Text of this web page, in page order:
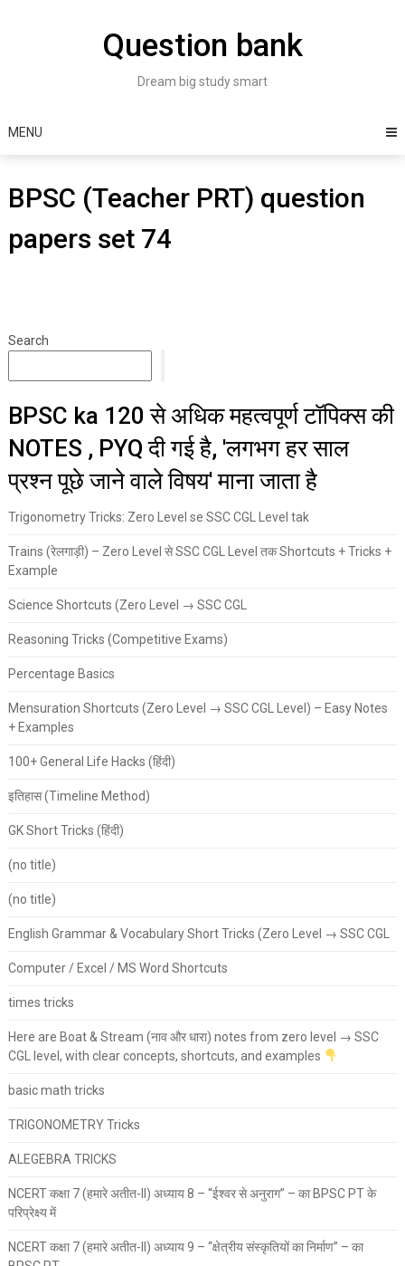
Question bank
Dream big study smart
MENU
BPSC (Teacher PRT) question
papers set 74
Search
BPSC ka 120 से अधिक महत्वपूर्ण टॉपिक्स की
NOTES , PYQ दी गई है, 'लगभग हर साल
प्रश्न पूछे जाने वाले विषय' माना जाता है
Trigonometry Tricks: Zero Level se SSC CGL Level tak
Trains (रेलगाड़ी) – Zero Level से SSC CGL Level तक Shortcuts + Tricks +
Example
Science Shortcuts (Zero Level → SSC CGL
Reasoning Tricks (Competitive Exams)
Percentage Basics
Mensuration Shortcuts (Zero Level → SSC CGL Level) – Easy Notes
+ Examples
100+ General Life Hacks (हिंदी)
इतिहास (Timeline Method)
GK Short Tricks (हिंदी)
(no title)
(no title)
English Grammar & Vocabulary Short Tricks (Zero Level → SSC CGL
Computer / Excel / MS Word Shortcuts
times tricks
Here are Boat & Stream (नाव और धारा) notes from zero level → SSC
CGL level, with clear concepts, shortcuts, and examples
basic math tricks
TRIGONOMETRY Tricks
ALEGEBRA TRICKS
NCERT कक्षा 7 (हमारे अतीत-II) अध्याय 8 – “ईश्वर से अनुराग” – का BPSC PT के
परिप्रेक्ष्य में
NCERT कक्षा 7 (हमारे अतीत-II) अध्याय 9 – “क्षेत्रीय संस्कृतियों का निर्माण” – का